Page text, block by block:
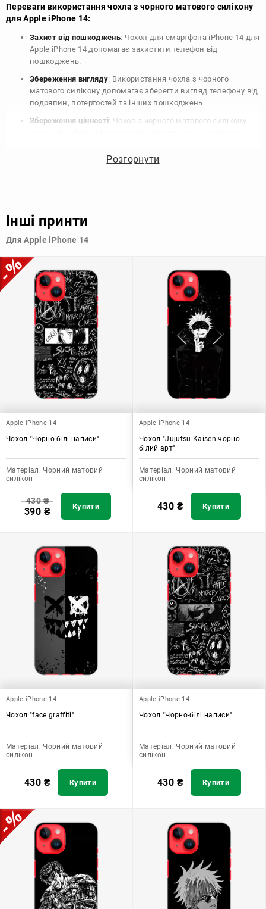
Переваги використання чохла з чорного матового силікону
для Apple iPhone 14:
Захист від пошкоджень: Чохол для смартфона iPhone 14 для
Apple iPhone 14 допомагає захистити телефон від
пошкоджень.
Збереження вигляду: Використання чохла з чорного
матового силікону допомагає зберегти вигляд телефону від
подряпин, потертостей та інших пошкоджень.
Збереження цінності: Чохол з чорного матового силікону
продати свій пристрій в майбутньому.
Узагалі, чохол для телефону - це дуже корисний аксесуар, який
допомагає захистити ваш пристрій, зберегти його цінність і
Розгорнути
Інші принти
Для Apple iPhone 14
Apple iPhone 14
Чохол "Чорно-білі написи"
Матеріал: Чорний матовий
силікон
430₴
390 ₴ Купити
Apple iPhone 14
Чохол "Jujutsu Kaisen чорно-
білий арт"
Матеріал: Чорний матовий
силікон
430 ₴ Купити
Apple iPhone 14
Чохол "face graffiti"
Матеріал: Чорний матовий
силікон
430 ₴ Купити
Apple iPhone 14
Чохол "Чорно-білі написи"
Матеріал: Чорний матовий
силікон
430 ₴ Купити